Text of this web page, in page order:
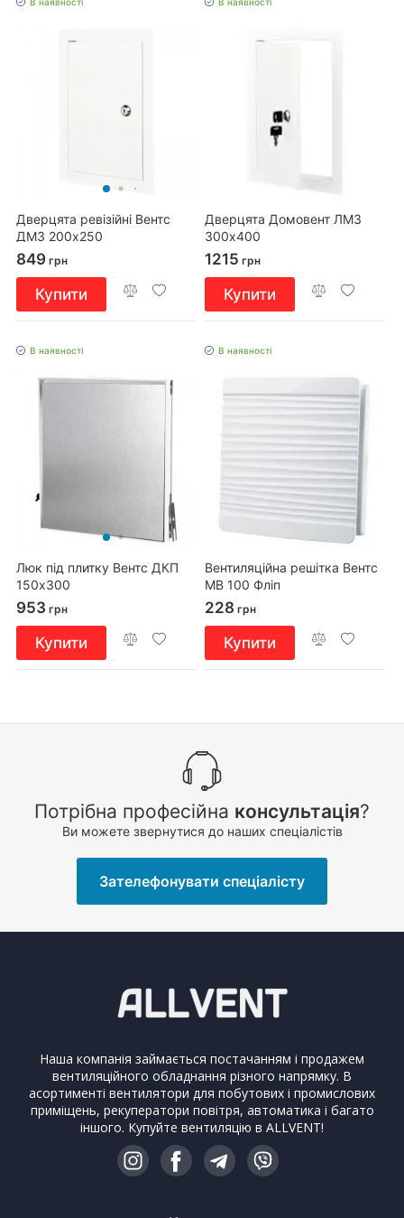
Дверцята ревізійні Вентс
ДМЗ 200х250
849 грн
Купити
Дверцята Домовент ЛМЗ
300х400
1215 грн
Купити
В наявності
Люк під плитку Вентс ДКП
150х300
953 грн
Купити
В наявності
Вентиляційна решітка Вентс
МВ 100 Фліп
228 грн
Купити
Потрібна професійна консультація?
Ви можете звернутися до наших спеціалістів
Зателефонувати спеціалісту
Наша компанія займається постачанням і продажем
вентиляційного обладнання різного напрямку. В
асортименті вентилятори для побутових і промислових
приміщень, рекуператори повітря, автоматика і багато
іншого. Купуйте вентиляцію в ALLVENT!